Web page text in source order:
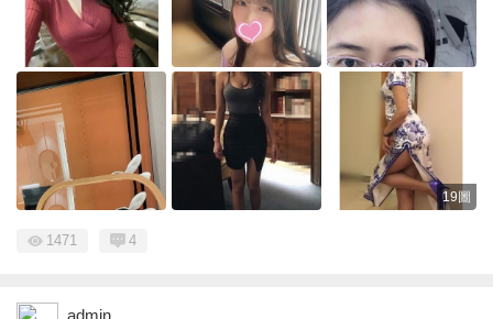
19圖
1471 4
admin